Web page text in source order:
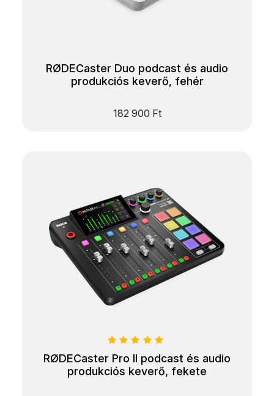
RØDECaster Duo podcast és audio
produkciós keverő, fehér
182 900 Ft
RØDECaster Pro II podcast és audio
produkciós keverő, fekete